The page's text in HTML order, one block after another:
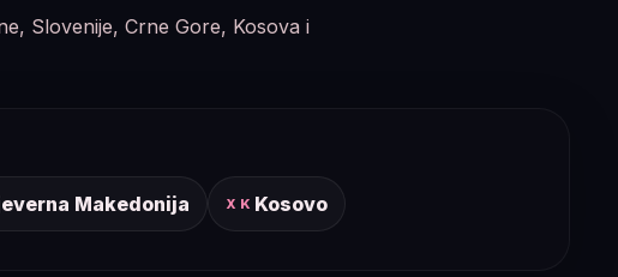
Slovenije, Crne Gore, Kosova i
Makedonija XK Kosovo